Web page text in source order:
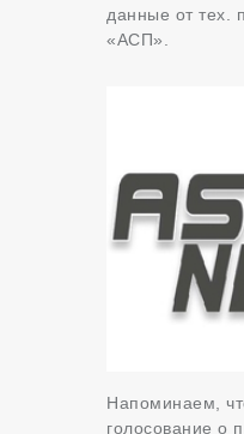
данные от тех.
«АСП».
Напоминаем,
голосование о